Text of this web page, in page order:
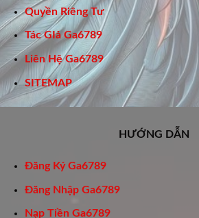
Quyền Riêng Tư
Tác GIả Ga6789
Liên Hệ Ga6789
SITEMAP
HƯỚNG DẪN
Đăng Ký Ga6789
Đăng Nhập Ga6789
Nạp Tiền Ga6789